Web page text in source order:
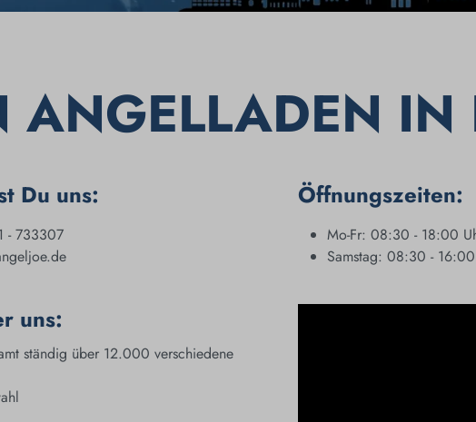
ANGELLADEN IN
Du uns:
- 733307
uns:
ständig über 12.000 verschiedene
Öffnungszeiten:
Mo-Fr: 08:30 - 18:00
Samstag: 08:30 - 16:00